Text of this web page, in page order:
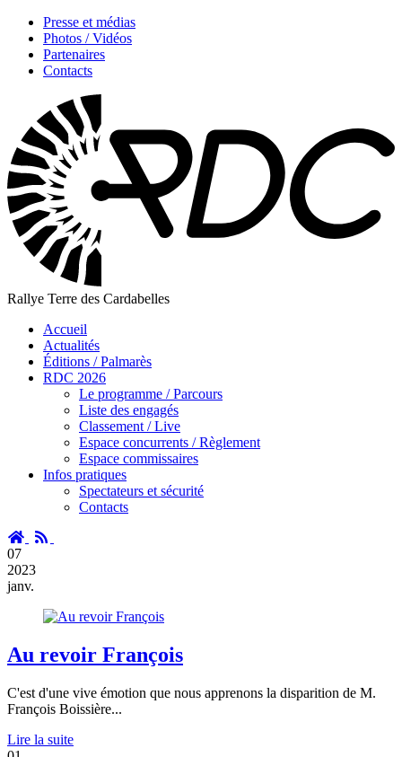
Presse et médias
Photos / Vidéos
Partenaires
Contacts
Rallye Terre des Cardabelles
Accueil
Actualités
Éditions / Palmarès
RDC 2026
Le programme / Parcours
Liste des engagés
Classement / Live
Espace concurrents / Règlement
Espace commissaires
Infos pratiques
Spectateurs et sécurité
Contacts
Accueil
07
2023
janv.
Au revoir François
C'est d'une vive émotion que nous apprenons la disparition de M.
François Boissière...
Lire la suite